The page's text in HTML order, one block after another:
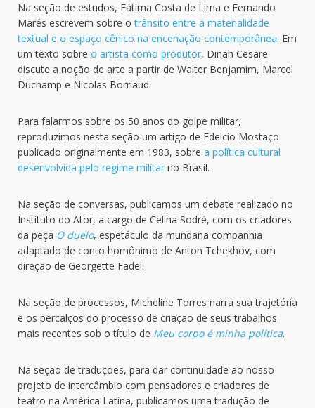
Na seção de estudos, Fátima Costa de Lima e Fernando
Marés escrevem sobre otrânsito entre a materialidade
textual e o espaço cênico na encenação contemporânea. Em
um texto sobre o artista como produtor, Dinah Cesare
discute a noção de arte a partir de Walter Benjamim, Marcel
Duchamp e Nicolas Borriaud.
Para falarmos sobre os 50 anos do golpe militar,
reproduzimos nesta seção um artigo de Edelcio Mostaço
publicado originalmente em 1983, sobre a política cultural
desenvolvida pelo regime militar no Brasil.
Na seção de conversas, publicamos um debate realizado no
Instituto do Ator, a cargo de Celina Sodré, com os criadores
da peça O duelo, espetáculo da mundana companhia
adaptado de conto homônimo de Anton Tchekhov, com
direção de Georgette Fadel.
Na seção de processos, Micheline Torres narra sua trajetória
e os percalços do processo de criação de seus trabalhos
mais recentes sob o título de Meu corpo é minha política.
Na seção de traduções, para dar continuidade ao nosso
projeto de intercâmbio com pensadores e criadores de
teatro na América Latina, publicamos uma tradução de